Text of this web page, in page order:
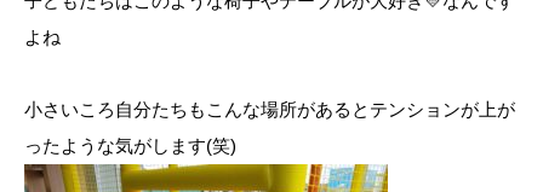
よね
小さいころ自分たちもこんな場所があるとテンションが上が
ったような気がします(笑)